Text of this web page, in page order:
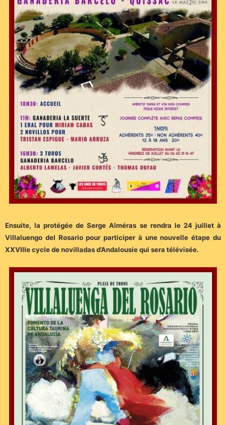
Ensuite, la protégée de Serge Alméras se rendra le 24 juillet à
Villaluengo del Rosario pour participer à une nouvelle étape du
XXVIIIe cycle de novilladas d’Andalousie qui sera télévisée.